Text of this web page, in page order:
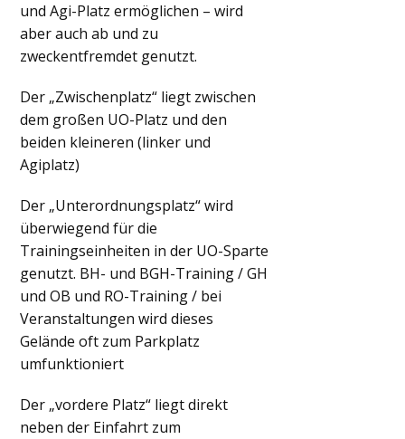
und Agi-Platz ermöglichen – wird
aber auch ab und zu
zweckentfremdet genutzt.
Der „Zwischenplatz“ liegt zwischen
dem großen UO-Platz und den
beiden kleineren (linker und
Agiplatz)
Der „Unterordnungsplatz“ wird
überwiegend für die
Trainingseinheiten in der UO-Sparte
genutzt. BH- und BGH-Training / GH
und OB und RO-Training / bei
Veranstaltungen wird dieses
Gelände oft zum Parkplatz
umfunktioniert
Der „vordere Platz“ liegt direkt
neben der Einfahrt zum